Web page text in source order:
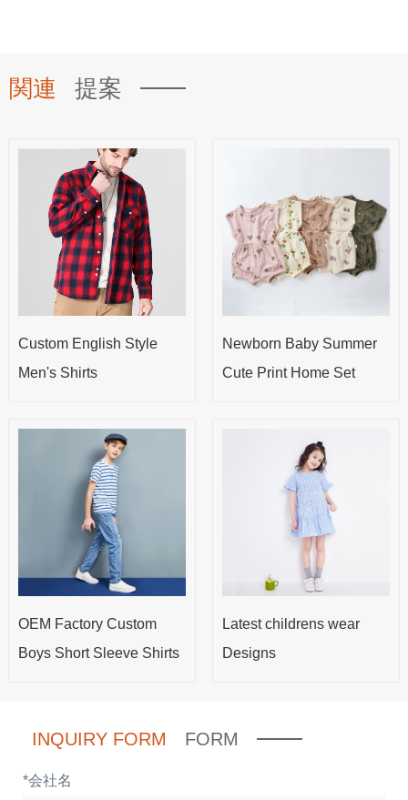
関連 提案
Custom English Style
Men's Shirts
Newborn Baby Summer
Cute Print Home Set
OEM Factory Custom
Boys Short Sleeve Shirts
Latest childrens wear
Designs
INQUIRY FORM FORM
*会社名